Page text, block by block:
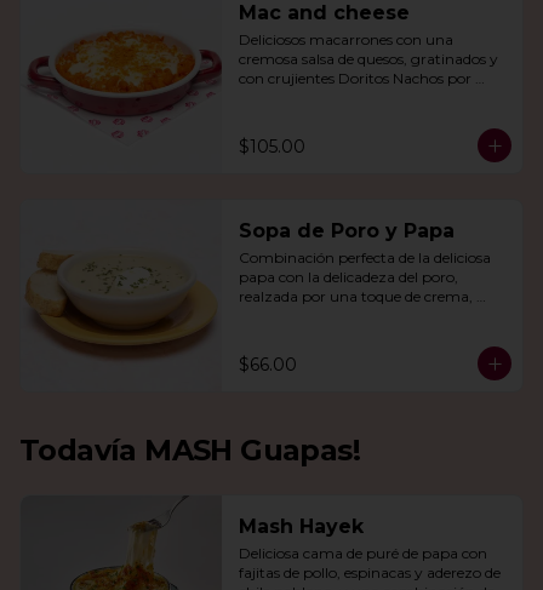
Mac and cheese
Deliciosos macarrones con una
cremosa salsa de quesos, gratinados y
con crujientes Doritos Nachos por
$105.00
Sopa de Poro y Papa
Combinación perfecta de la deliciosa
papa con la delicadeza del poro,
realzada por una toque de crema,
$66.00
Todavía MASH Guapas!
Mash Hayek
Deliciosa cama de puré de papa con
fajitas de pollo, espinacas y aderezo de